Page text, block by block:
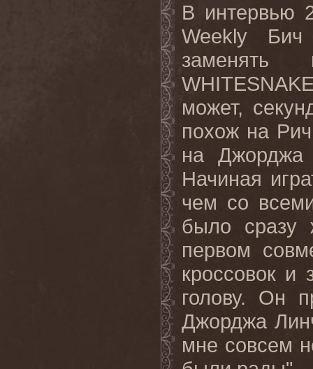
В интервью
Weekly Бич
заменять
может,
похож на
на Джорджа
Начиная
чем со
было сразу
первом
кроссовок и
голову. Он
Джорджа
мне совсем